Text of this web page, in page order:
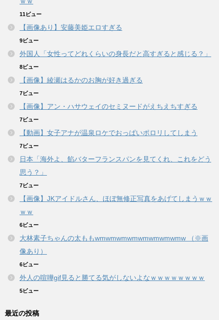
11ビュー
【画像あり】安藤美姫エロすぎる
9ビュー
外国人「女性ってどれくらいの身長だと高すぎると感じる？」
8ビュー
【画像】綾瀬はるかのお胸が好き過ぎる
7ビュー
【画像】アン・ハサウェイのセミヌードがえちえちすぎる
7ビュー
【動画】女子アナが温泉ロケでおっぱいポロリしてしまう
7ビュー
日本「海外よ、餡バターフランスパンを見てくれ、これをどう
思う？」
7ビュー
【画像】JKアイドルさん、ほぼ無修正写真をあげてしまうｗｗ
ｗｗ
6ビュー
大林素子ちゃんの太ももwmwmwmwmwmwmwmwmw （※画
像あり）
6ビュー
外人の喧嘩gif見ると勝てる気がしないよなｗｗｗｗｗｗｗｗ
5ビュー
最近の投稿